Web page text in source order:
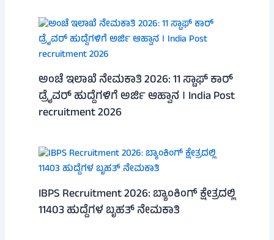
ಅಂಚೆ ಇಲಾಖೆ ನೇಮಕಾತಿ 2026: 11 ಸ್ಟಾಫ್ ಕಾರ್
ಡ್ರೈವರ್ ಹುದ್ದೆಗಳಿಗೆ ಅರ್ಜಿ ಆಹ್ವಾನ । India Post
recruitment 2026
IBPS Recruitment 2026: ಬ್ಯಾಂಕಿಂಗ್ ಕ್ಷೇತ್ರದಲ್ಲಿ
11403 ಹುದ್ದೆಗಳ ಬೃಹತ್ ನೇಮಕಾತಿ